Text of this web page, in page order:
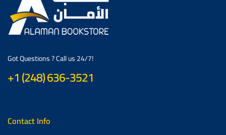
Got Questions ? Call us 24/7!
+1 (248) 636-3521
Contact Info